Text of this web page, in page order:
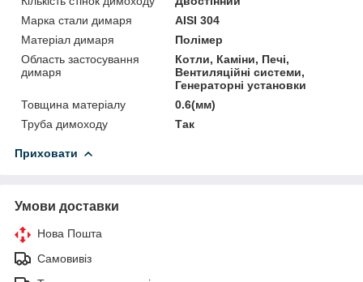
Марка стали димаря
AISI 304
Матеріал димаря
Полімер
Область застосування
димаря
Котли, Каміни, Печі,
Вентиляційні системи,
Генераторні установки
Товщина матеріалу
0.6(мм)
Труба димоходу
Так
Приховати
Умови доставки
Нова Пошта
Самовивіз